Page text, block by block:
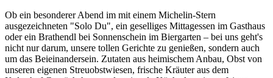
Ob ein besonderer Abend im mit einem Michelin-Stern
ausgezeichneten "Solo Du", ein geselliges Mittagessen im Gasthaus
oder ein Brathendl bei Sonnenschein im Biergarten – bei uns geht's
nicht nur darum, unsere tollen Gerichte zu genießen, sondern auch
um das Beieinandersein. Zutaten aus heimischem Anbau, Obst von
unseren eigenen Streuobstwiesen, frische Kräuter aus dem